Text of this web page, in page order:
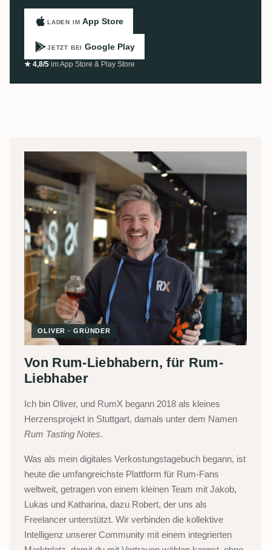
LADEN IM App Store
JETZT BEI Google Play
★ 4,8/5 im App Store & Play Store
OLIVER · GRÜNDER
Von Rum-Liebhabern, für Rum-
Liebhaber
Ich bin Oliver, und RumX begann 2018 als kleines
Herzensprojekt in Stuttgart, damals unter dem Namen
Rum Tasting Notes.
Was als mein digitales Verkostungstagebuch begann, ist
heute die umfangreichste Plattform für Rum-Fans
weltweit, getragen von einem kleinen Team mit Jakob,
Lukas und Katharina, dazu Robert, der uns als
Freelancer unterstützt. Wir verbinden die kollektive
Intelligenz unserer Community mit einem integrierten